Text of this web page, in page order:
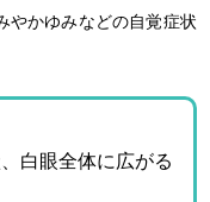
やかゆみなどの自覚症状
白眼全体に広がる